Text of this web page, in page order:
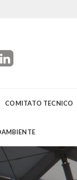
COMITATO TECNICO